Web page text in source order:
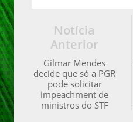
Notícia
Anterior
Gilmar Mendes
decide que só a PGR
pode solicitar
impeachment de
ministros do STF